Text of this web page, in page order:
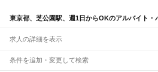
東京都、芝公園駅、週1日からOKのアルバイト・
求人の詳細を表示
条件を追加・変更して検索